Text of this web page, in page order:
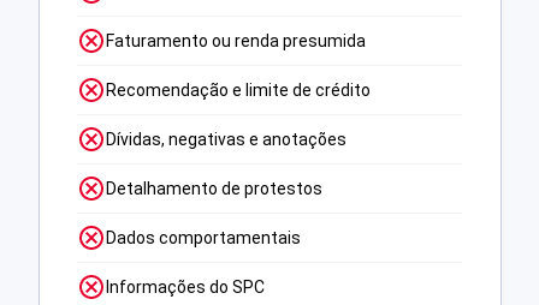
Faturamento ou renda presumida
Recomendação e limite de crédito
Dívidas, negativas e anotações
Detalhamento de protestos
Dados comportamentais
Informações do SPC